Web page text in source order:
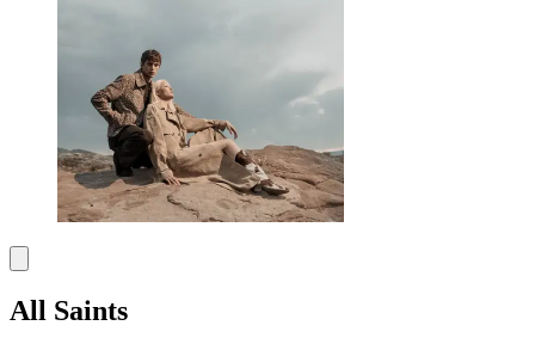
All Saints